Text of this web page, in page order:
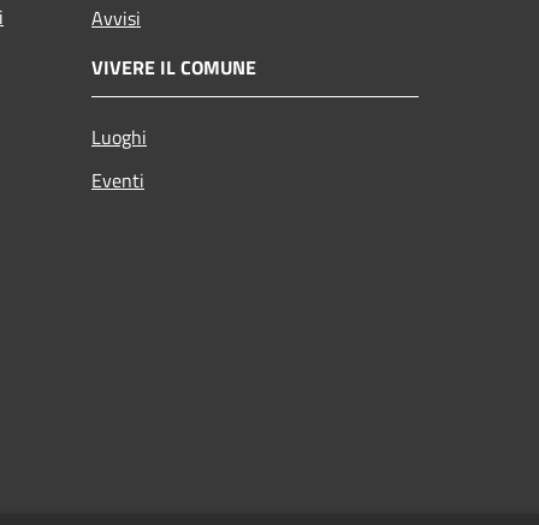
Avvisi
VIVERE IL COMUNE
Luoghi
Eventi